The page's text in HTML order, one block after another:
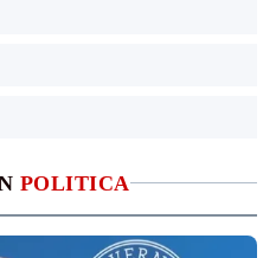
POLITICA